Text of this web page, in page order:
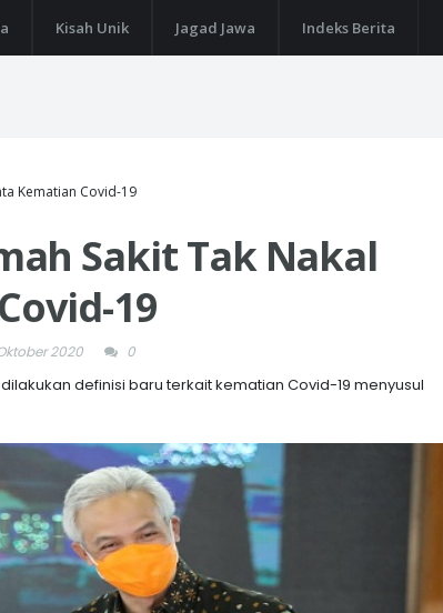
Kisah Unik Jagad Jawa Indeks Berita
Kematian Covid-19
Sakit Tak Nakal
19
2020 0
definisi baru terkait kematian Covid-19 menyusul